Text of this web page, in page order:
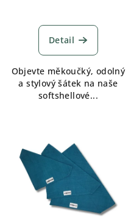
Detail
Objevte měkoučký, odolný
a stylový šátek na naše
softshellové...